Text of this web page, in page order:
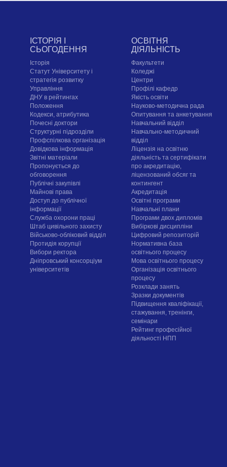
ІСТОРІЯ І
СЬОГОДЕННЯ
Історія
Статут Університету і
стратегія розвитку
Управління
ДНУ в рейтингах
Положення
Кодекси, атрибутика
Почесні доктори
Структурні підрозділи
Профспілкова організація
Довідкова інформація
Звітні матеріали
Пропонується до
обговорення
Публічні закупівлі
Майнові права
Доступ до публічної
інформації
Служба охорони праці
Штаб цивільного захисту
Військово-обліковий відділ
Протидія корупції
Вибори ректора
Дніпровський консорціум
університетів
ОСВІТНЯ
ДІЯЛЬНІСТЬ
Факультети
Коледжі
Центри
Профілі кафедр
Якість освіти
Науково-методична рада
Опитування та анкетування
Навчальний відділ
Навчально-методичний
відділ
Ліцензія на освітню
діяльність та сертифікати
про акредитацію,
ліцензований обсяг та
контингент
Акредитація
Освітні програми
Навчальні плани
Програми двох дипломів
Вибіркові дисципліни
Цифровий репозиторій
Нормативна база
освітнього процесу
Мова освітнього процесу
Організація освітнього
процесу
Розклади занять
Зразки документів
Підвищення кваліфікації,
стажування, тренінги,
семінари
Рейтинг професійної
діяльності НПП